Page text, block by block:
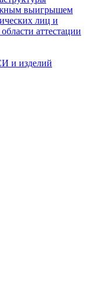
выигрышем
лиц и
аттестации
и изделий